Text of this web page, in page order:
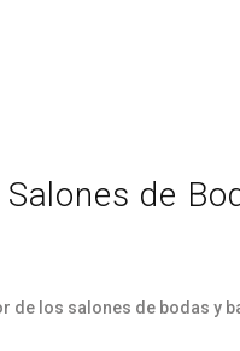
de
de los salones de bodas y